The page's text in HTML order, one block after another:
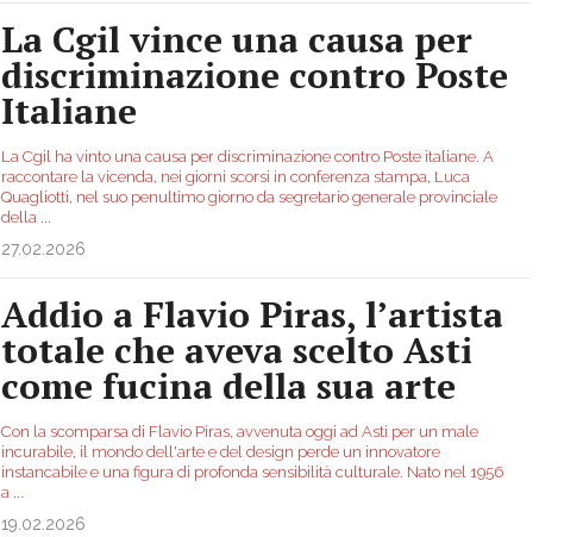
La Cgil vince una causa per
discriminazione contro Poste
Italiane
La Cgil ha vinto una causa per discriminazione contro Poste italiane. A
raccontare la vicenda, nei giorni scorsi in conferenza stampa, Luca
Quagliotti, nel suo penultimo giorno da segretario generale provinciale
della
27.02.2026
Addio a Flavio Piras, l’artista
totale che aveva scelto Asti
come fucina della sua arte
Con la scomparsa di Flavio Piras, avvenuta oggi ad Asti per un male
incurabile, il mondo dell'arte e del design perde un innovatore
instancabile e una figura di profonda sensibilità culturale. Nato nel 1956
a
19.02.2026